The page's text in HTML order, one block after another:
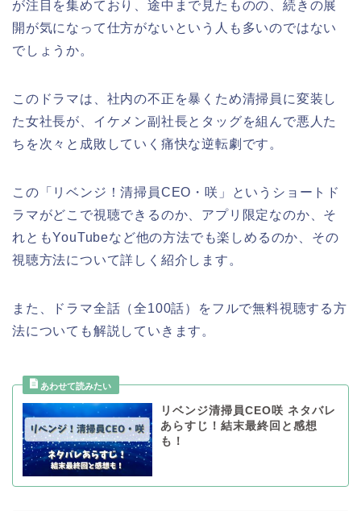
が注目を集めており、途中まで見たものの、続きの展
開が気になって仕方がないという人も多いのではない
でしょうか。
このドラマは、社内の不正を暴くため清掃員に変装し
た女社長が、イケメン副社長とタッグを組んで悪人た
ちを次々と成敗していく痛快な逆転劇です。
この「リベンジ！清掃員CEO・咲」
というショートド
ラマがどこで視聴できるのか、アプリ限定なのか、そ
れともYouTubeなど他の方法でも楽しめるのか、その
視聴方法について詳しく紹介します。
また、ドラマ全話（全100話）をフルで無料視聴する方
法についても解説していきます。
リベンジ清掃員CEO咲 ネタバレ
あらすじ！結末最終回と感想
も！